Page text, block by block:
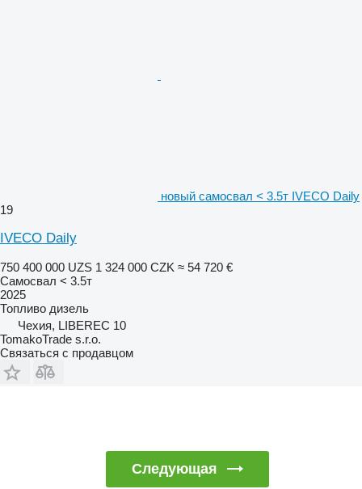
новый самосвал < 3.5т IVECO Daily
19
IVECO Daily
750 400 000 UZS 1 324 000 CZK ≈ 54 720 €
Самосвал < 3.5т
2025
Топливо дизель
Чехия, LIBEREC 10
TomakoTrade s.r.o.
Связаться с продавцом
Следующая